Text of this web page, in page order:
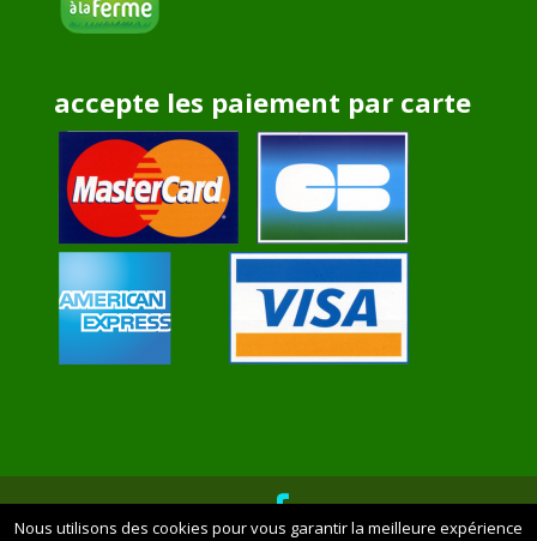
accepte les paiement par carte
Nous utilisons des cookies pour vous garantir la meilleure expérience